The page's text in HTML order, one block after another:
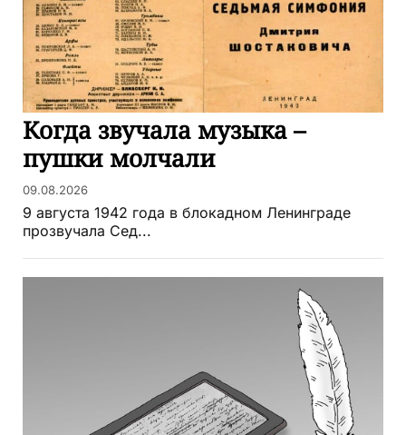
Когда звучала музыка –
пушки молчали
09.08.2026
9 августа 1942 года в блокадном Ленинграде
прозвучала Сед...